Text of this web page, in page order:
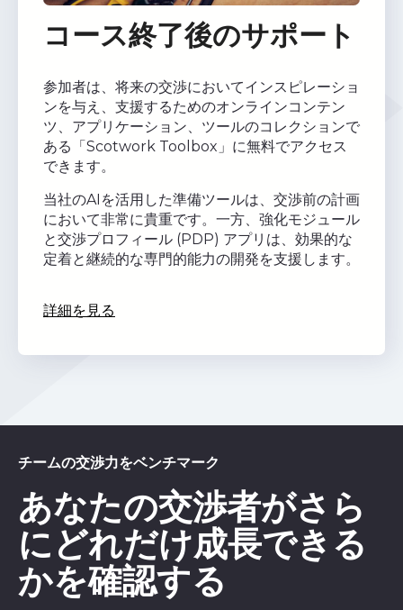
コース終了後のサポート
参加者は、将来の交渉においてインスピレーショ
ンを与え、支援するためのオンラインコンテン
ツ、アプリケーション、ツールのコレクションで
ある「Scotwork Toolbox」に無料でアクセス
できます。
当社のAIを活用した準備ツールは、交渉前の計画
において非常に貴重です。一方、強化モジュール
と交渉プロフィール (PDP) アプリは、効果的な
定着と継続的な専門的能力の開発を支援します。
詳細を見る
チームの交渉力をベンチマーク
あなたの交渉者がさら
にどれだけ成長できる
かを確認する